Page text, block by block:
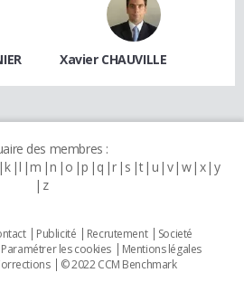
Xavier CHAUVILLE
des membres :
k l m n o p q r s t u v w x y
z
Publicité Recrutement
Societé
Paramétrer les cookies
Mentions légales
© 2022 CCM Benchmark